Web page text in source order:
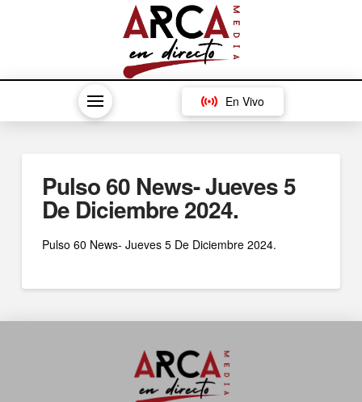
En Vivo
Pulso 60 News- Jueves 5
De Diciembre 2024.
Pulso 60 News- Jueves 5 De Diciembre 2024.